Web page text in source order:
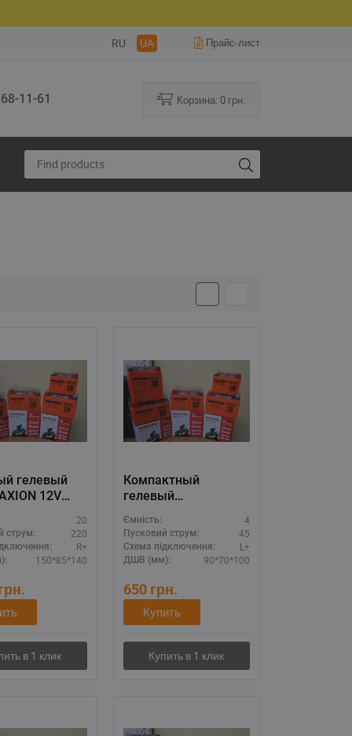
RU UA Прайс-лист
11-61 Корзина: 0 грн.
гелевый
12V
20
струм: 220
R+
150*85*140
Компактный
гелевый
MAXION 12V 4A
(MXBM-YTX4L-BS
GEL)
Ємність: 4
Пусковий струм: 45
Схема підключення: L+
ДШВ (мм): 90*70*100
650 грн.
Купить